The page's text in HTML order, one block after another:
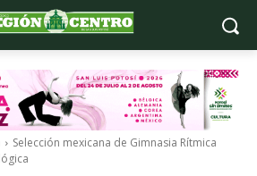
Selección mexicana de Gimnasia Rítmica